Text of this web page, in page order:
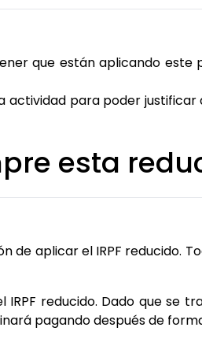
que están aplicando este
para poder justificar
esta
de aplicar el IRPF reducido.
reducido. Dado que se
pagando después de